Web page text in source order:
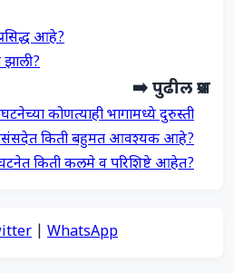
आहे?
झाली?
➡️ पुढील प्रश्न
कोणत्याही भागामध्ये दुरुस्ती
संसदेत किती बहुमत आवश्यक आहे?
किती कलमे व परिशिष्टे आहेत?
WhatsApp